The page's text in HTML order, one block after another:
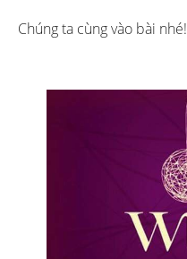
Chúng ta cùng vào bài nhé!